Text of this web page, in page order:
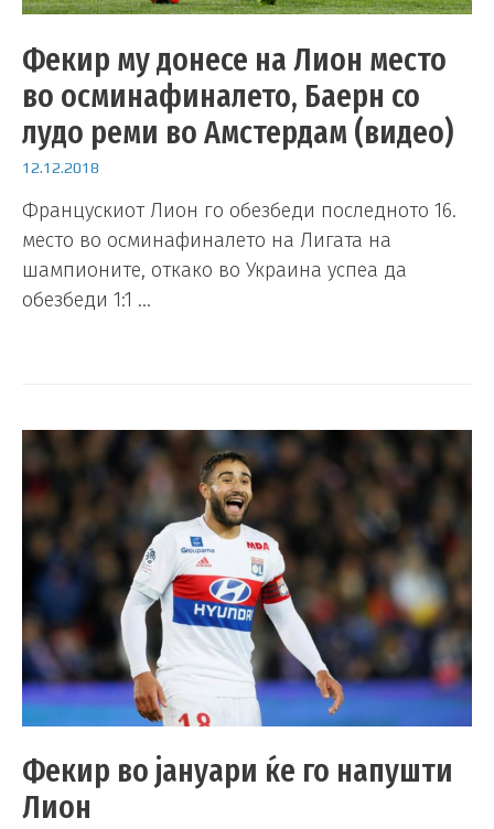
Фекир му донесе на Лион место
во осминафиналето, Баерн со
лудo реми во Амстердам (видео)
12.12.2018
Францускиот Лион го обезбеди последното 16.
место во осминафиналето на Лигата на
шампионите, откако во Украина успеа да
обезбеди 1:1 …
Фекир во јануари ќе го напушти
Лион